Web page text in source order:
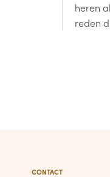
heren
reden
CONTACT